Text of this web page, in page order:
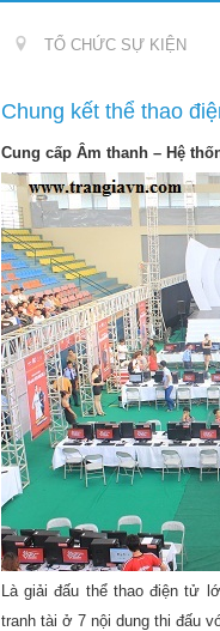
TỔ CHỨC SỰ KIỆN
Chung kết thể thao
Cung cấp Âm thanh – Hệ
Là giải đấu thể thao điện tử
tranh tài ở 7 nội dung thi đấu